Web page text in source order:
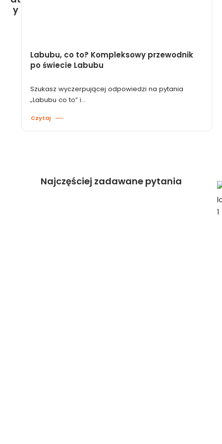
y
Labubu, co to? Kompleksowy przewodnik
po świecie Labubu
Szukasz wyczerpującej odpowiedzi na pytania
„Labubu co to” i…
Czytaj
Najczęściej zadawane pytania